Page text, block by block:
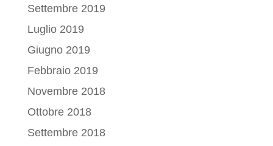
Settembre 2019
Luglio 2019
Giugno 2019
Febbraio 2019
Novembre 2018
Ottobre 2018
Settembre 2018